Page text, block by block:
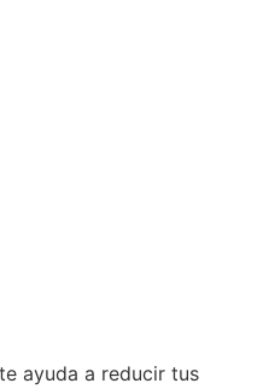
ayuda a reducir tus